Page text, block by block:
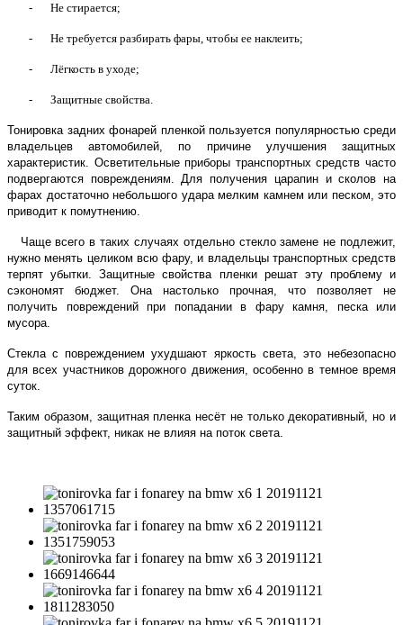
- Не стирается;
- Не требуется разбирать фары, чтобы ее наклеить;
- Лёгкость в уходе;
- Защитные свойства.
Тонировка задних фонарей пленкой пользуется популярностью среди
владельцев автомобилей, по причине улучшения защитных
характеристик. Осветительные приборы транспортных средств часто
подвергаются повреждениям. Для получения царапин и сколов на
фарах достаточно небольшого удара мелким камнем или песком, это
приводит к помутнению.
Чаще всего в таких случаях отдельно стекло замене не подлежит,
нужно менять целиком всю фару, и владельцы транспортных средств
терпят убытки. Защитные свойства пленки решат эту проблему и
сэкономят бюджет. Она настолько прочная, что позволяет не
получить повреждений при попадании в фару камня, песка или
мусора.
Стекла с повреждением ухудшают яркость света, это небезопасно
для всех участников дорожного движения, особенно в темное время
суток.
Таким образом, защитная пленка несёт не только декоративный, но и
защитный эффект, никак не влияя на поток света.